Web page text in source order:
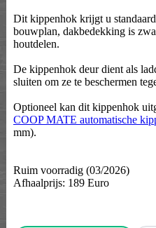
Dit kippenhok krijgt u
bouwplan, dakbedekking is
houtdelen.
De kippenhok deur dient als
sluiten om ze te beschermen
Optioneel kan dit kippenhok
COOP MATE automatische
mm).
Ruim voorradig (03/2026)
Afhaalprijs: 189 Euro